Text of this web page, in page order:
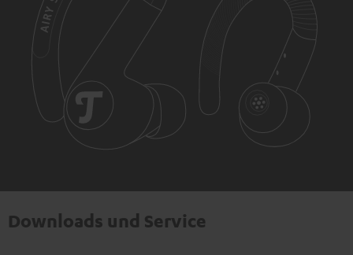
Downloads und Service